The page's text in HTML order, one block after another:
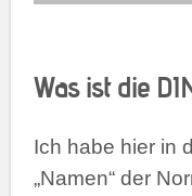
Was ist die
Ich habe hier in
„Namen“ der